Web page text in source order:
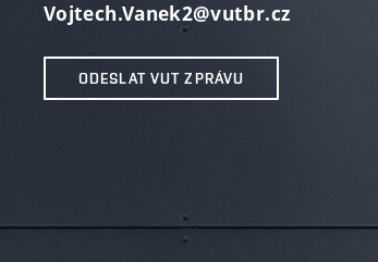
Vojtech.Vanek2@vutbr.cz
ODESLAT VUT ZPRÁVU